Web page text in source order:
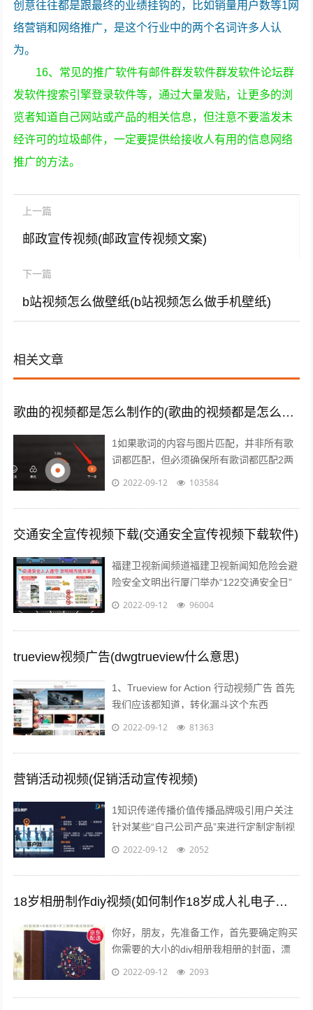
创意往往都是跟最终的业绩挂钩的，比如销量用户数等1网
络营销和网络推广，是这个行业中的两个名词许多人认
为。
16、常见的推广软件有邮件群发软件群发软件论坛群
发软件搜索引擎登录软件等，通过大量发贴，让更多的浏
览者知道自己网站或产品的相关信息，但注意不要滥发未
经许可的垃圾邮件，一定要提供给接收人有用的信息网络
推广的方法。
上一篇
邮政宣传视频(邮政宣传视频文案)
下一篇
b站视频怎么做壁纸(b站视频怎么做手机壁纸)
相关文章
歌曲的视频都是怎么制作的(歌曲的视频都是怎么制作的呢)
1如果歌词的内容与图片匹配，并非所有歌
词都匹配，但必须确保所有歌词都匹配2两
句歌词之间歌词与前中尾节奏变化点等，应
2022-09-12 103584
交通安全宣传视频下载(交通安全宣传视频下载软件)
福建卫视新闻频道福建卫视新闻知危险会避
险安全文明出行厦门举办“122交通安全日”
主题宣传活动；2各年段开展“遵守交规，文
2022-09-12 96004
trueview视频广告(dwgtrueview什么意思)
1、Trueview for Action 行动视频广告 首先
我们应该都知道，转化漏斗这个东西
Awareness接触 Consideration考虑...
2022-09-12 81363
营销活动视频(促销活动宣传视频)
1知识传递传播价值传播品牌吸引用户关注
针对某些“自己公司产品”来进行定制定制视
频创作在视频营销中占了一大块，毕竟视频
2022-09-12 2052
18岁相册制作diy视频(如何制作18岁成人礼电子相册)
你好，朋友，先准备工作，首先要确定购买
你需要的大小的diy相册我相册的封面，漂
亮吧，在淘宝网创爱园买的准备一本相册，
2022-09-12 2093